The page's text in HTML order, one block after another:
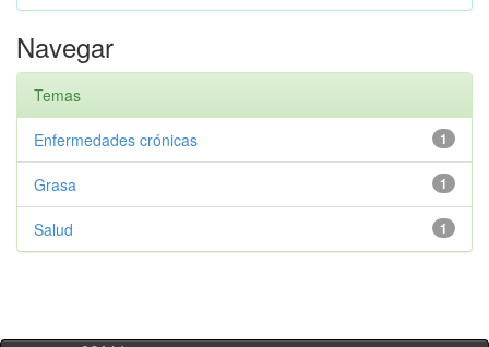
Navegar
Temas
1
Enfermedades crónicas
1
Grasa
1
Salud